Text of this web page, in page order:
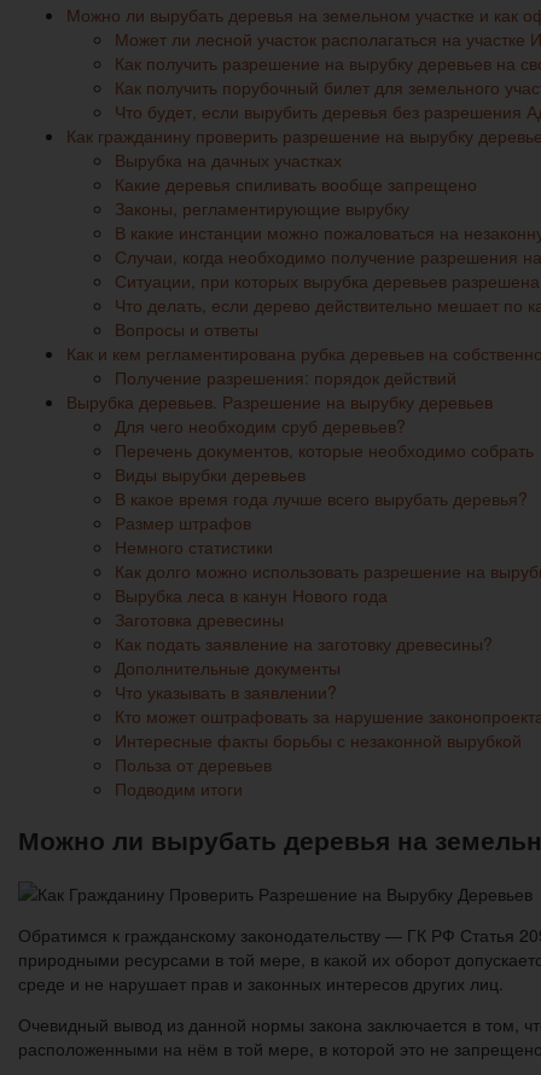
Можно ли вырубать деревья на земельном участке и как
Может ли лесной участок располагаться на
Как получить разрешение на вырубку деревьев на
Как получить порубочный билет для земельного
Что будет, если вырубить деревья без разрешения
Как гражданину проверить разрешение на вырубку
Вырубка на дачных участках
Какие деревья спиливать вообще запрещено
Законы, регламентирующие вырубку
В какие инстанции можно пожаловаться на
Случаи, когда необходимо получение разрешения
Ситуации, при которых вырубка деревьев разрешена
Что делать, если дерево действительно мешает по
Вопросы и ответы
Как и кем регламентирована рубка деревьев на
Получение разрешения: порядок действий
Вырубка деревьев. Разрешение на вырубку деревьев
Для чего необходим сруб деревьев?
Перечень документов, которые необходимо собрать
Виды вырубки деревьев
В какое время года лучше всего вырубать деревья?
Размер штрафов
Немного статистики
Как долго можно использовать разрешение на
Вырубка леса в канун Нового года
Заготовка древесины
Как подать заявление на заготовку древесины?
Дополнительные документы
Что указывать в заявлении?
Кто может оштрафовать за нарушение
Интересные факты борьбы с незаконной вырубкой
Польза от деревьев
Подводим итоги
Можно ли вырубать деревья на
Обратимся к гражданскому законодательству — ГК РФ Статья
природными ресурсами в той мере, в какой их оборот
среде и не нарушает прав и законных интересов других лиц.
Очевидный вывод из данной нормы закона заключается в том,
расположенными на нём в той мере, в которой это не